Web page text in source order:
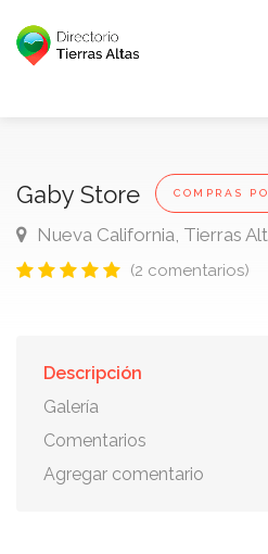
Gaby Store COMPRAS
Nueva California, Tierras
(2 comentarios)
Descripción
Galería
Comentarios
Agregar comentario